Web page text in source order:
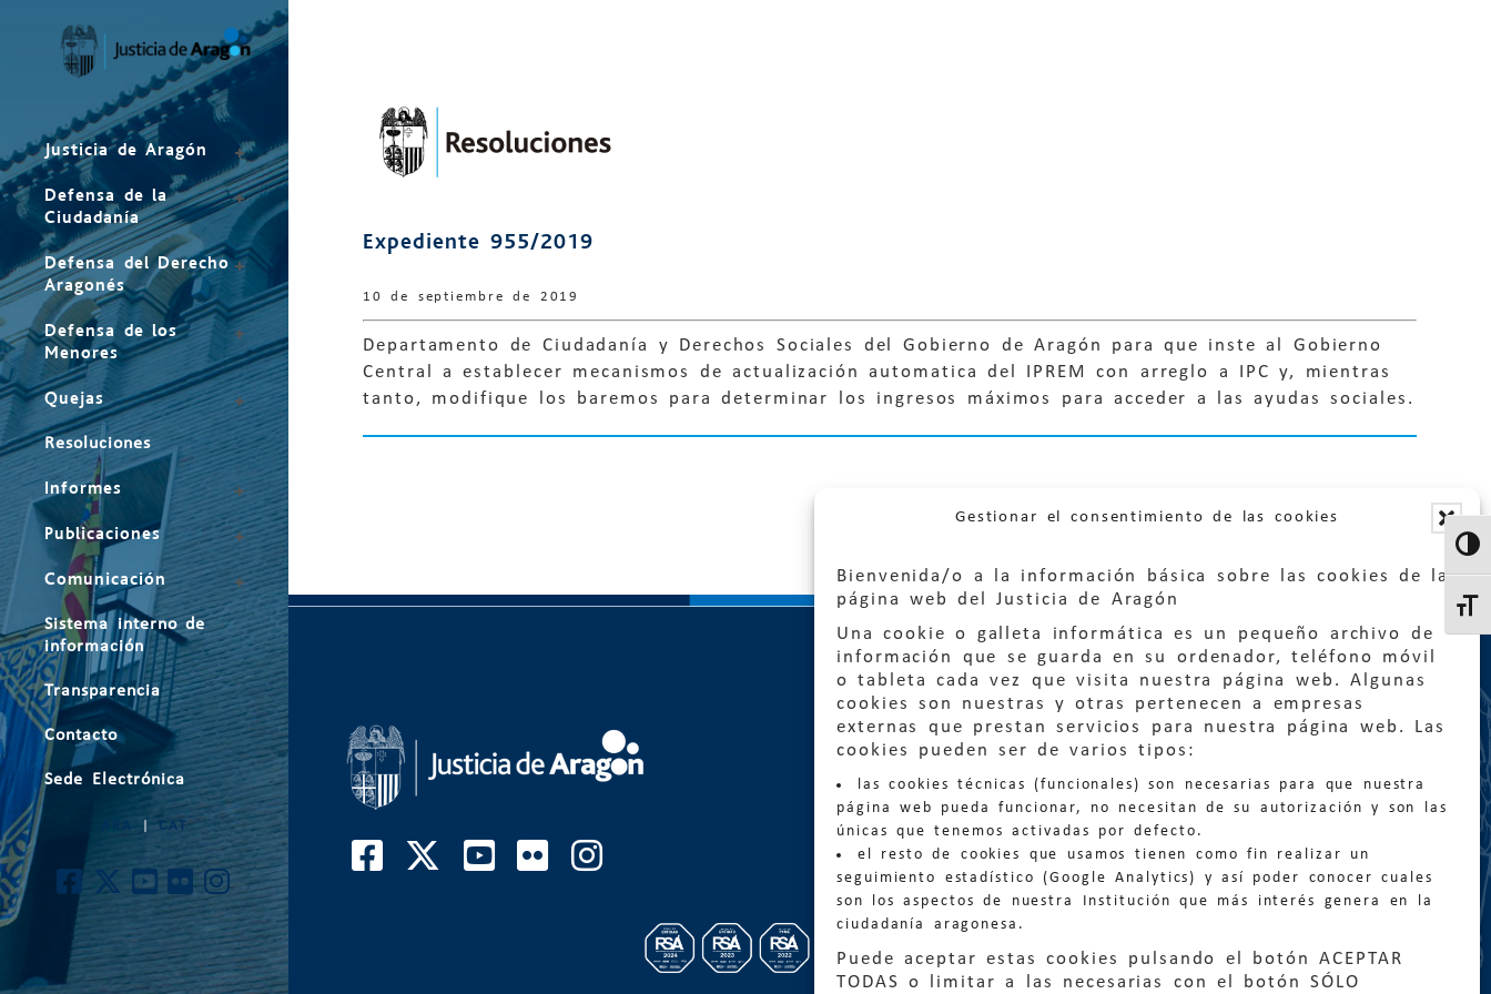
Gestionar el consentimiento de las cookies
Bienvenida/o a la información básica sobre las cookies de la
página web del Justicia de Aragón
Una cookie o galleta informática es un pequeño archivo de
información que se guarda en su ordenador, teléfono móvil
o tableta cada vez que visita nuestra página web. Algunas
cookies son nuestras y otras pertenecen a empresas
externas que prestan servicios para nuestra página web. Las
cookies pueden ser de varios tipos:
las cookies técnicas (funcionales) son necesarias para que nuestra
página web pueda funcionar, no necesitan de su autorización y son las
únicas que tenemos activadas por defecto.
el resto de cookies que usamos tienen como fin realizar un
seguimiento estadístico (Google Analytics) y así poder conocer cuales
son los aspectos de nuestra Institución que más interés genera en la
ciudadanía aragonesa.
Puede aceptar estas cookies pulsando el botón ACEPTAR
TODAS o limitar a las necesarias con el botón SÓLO
Justicia de Aragón
Defensa de la
Ciudadanía
Defensa del Derecho
Aragonés
Defensa de los
Menores
Quejas
Resoluciones
Informes
Publicaciones
Comunicación
Sistema interno de
información
Transparencia
Contacto
Sede Electrónica
|CAT
Expediente 955/2019
10 de septiembre de 2019
Departamento de Ciudadanía y Derechos Sociales del Gobierno de Aragón para que inste al Gobierno
Central a establecer mecanismos de actualización automatica del IPREM con arreglo a IPC y, mientras
tanto, modifique los baremos para determinar los ingresos máximos para acceder a las ayudas sociales.
Quejas:quejas@eljusticiadearagon.es
Información general:
informacion@eljusticiadearagon.es
Teléfonos: 900 210 210/ 976 399 354